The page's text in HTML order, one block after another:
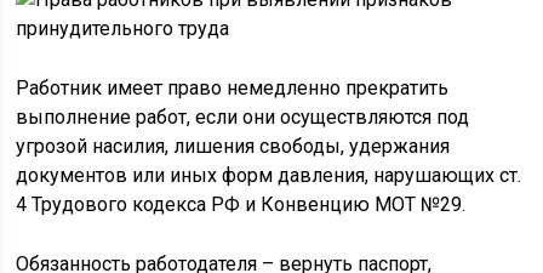
Работник имеет право немедленно прекратить
выполнение работ, если они осуществляются под
угрозой насилия, лишения свободы, удержания
документов или иных форм давления, нарушающих ст.
4 Трудового кодекса РФ и Конвенцию МОТ №29.
Обязанность работодателя – вернуть паспорт,